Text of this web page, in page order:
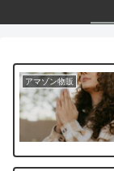
アマゾン物販